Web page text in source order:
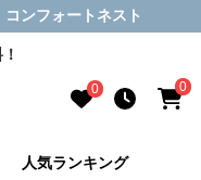
ンフォートネスト
0 0
人気ランキング